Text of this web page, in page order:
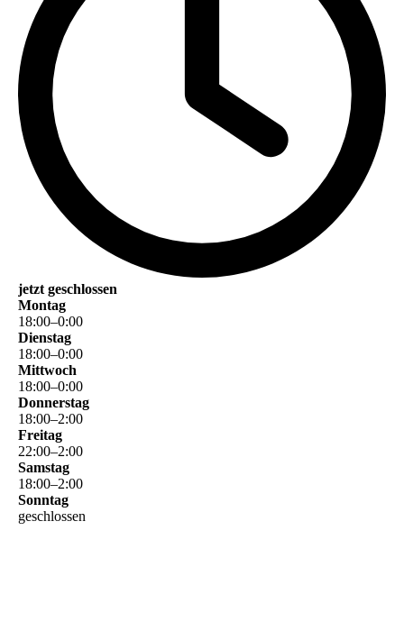
jetzt geschlossen
Montag
18:00–0:00
Dienstag
18:00–0:00
Mittwoch
18:00–0:00
Donnerstag
18:00–2:00
Freitag
22:00–2:00
Samstag
18:00–2:00
Sonntag
geschlossen